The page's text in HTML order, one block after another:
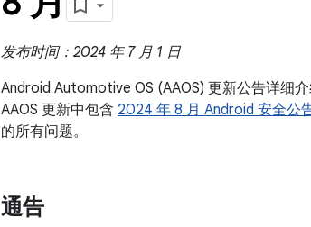
发布时间：2024 年 7 月 1 日
Android Automotive OS (AAOS) 更新公告详细
AAOS 更新中包含 2024 年 8 月 Android 安全公
的所有问题。
通告